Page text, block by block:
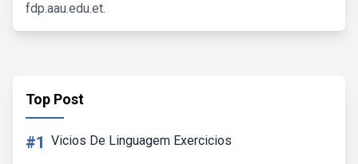
fdp.aau.edu.et.
Top Post
#1 Vicios De Linguagem Exercicios